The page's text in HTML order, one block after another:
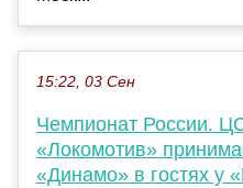
15:22, 03 Сен
Чемпионат России.
«Локомотив»
«Динамо» в гостях у